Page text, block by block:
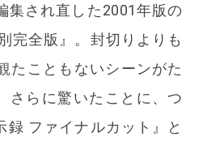
集され直した2001年版の
完全版』。封切りよりも
たこともないシーンがた
さらに驚いたことに、つ
録 ファイナルカット』と